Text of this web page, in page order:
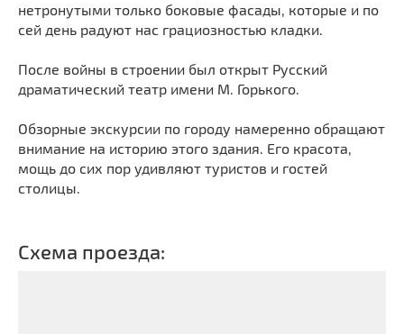
нетронутыми только боковые фасады, которые и по
сей день радуют нас грациозностью кладки.
После войны в строении был открыт Русский
драматический театр имени М. Горького.
Обзорные экскурсии по городу намеренно обращают
внимание на историю этого здания. Его красота,
мощь до сих пор удивляют туристов и гостей
столицы.
Схема проезда: